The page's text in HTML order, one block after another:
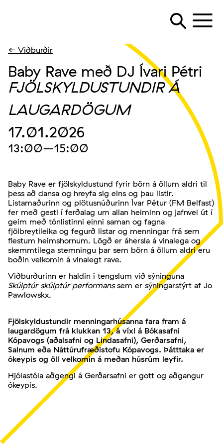
← Viðburðir
Baby Rave með DJ Ívari Pétri
FJÖLSKYLDUSTUNDIR Á
LAUGARDÖGUM
17.01.2026
13:00–15:00
Baby Rave er fjölskyldustund fyrir börn á öllum aldri til
þess að dansa og hreyfa sig eins og þau listir.
Listamaðurinn og plötusnúðurinn Ívar Pétur (FM Belfast)
fer með gesti í ferðalag um allan heiminn og jafnvel út í
geim með tónlistinni einni saman og fagna
fjölbreytileika og fegurð listar og menningar frá sem
flestum heimshornum. Lögð er áhersla á vinalega og
skemmtilega stemningu þar sem börn á öllum aldri eru
boðin velkomin á vinalegt rave.
Viðburðurinn er haldin í tengslum við sýninguna
Skúlptúr skúlptúr performanssem er sýningarstýrt af Jo
Pawlowskx.
Fjölskyldustundir menningarhúsanna fara fram á
laugardögum frá klukkan 13, á víxl á Bókasafni
Kópavogs (aðalsafni og Lindasafni), Gerðarsafni,
Salnum eða Náttúrufræðistofu Kópavogs. Þátttaka er
ókeypis og öll velkomin á meðan húsrúm leyfir.
Hjólastóla aðgengi á Gerðarsafni er gott og aðgangur
ókeypis.